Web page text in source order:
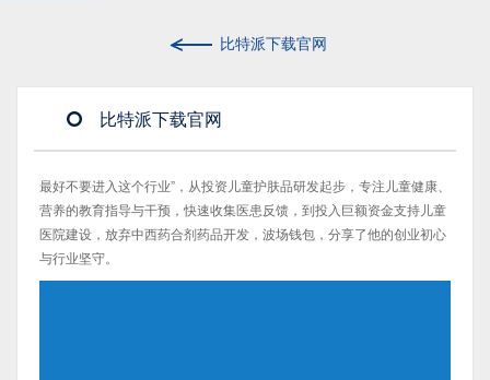
比特派下载官网
比特派下载官网
最好不要进入这个行业”，从投资儿童护肤品研发起步，专注儿童健康、
营养的教育指导与干预，快速收集医患反馈，到投入巨额资金支持儿童
医院建设，放弃中西药合剂药品开发，波场钱包，分享了他的创业初心
与行业坚守。